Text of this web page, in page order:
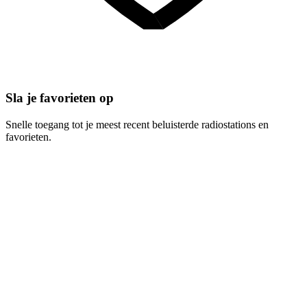
Sla je favorieten op
Snelle toegang tot je meest recent beluisterde radiostations en
favorieten.